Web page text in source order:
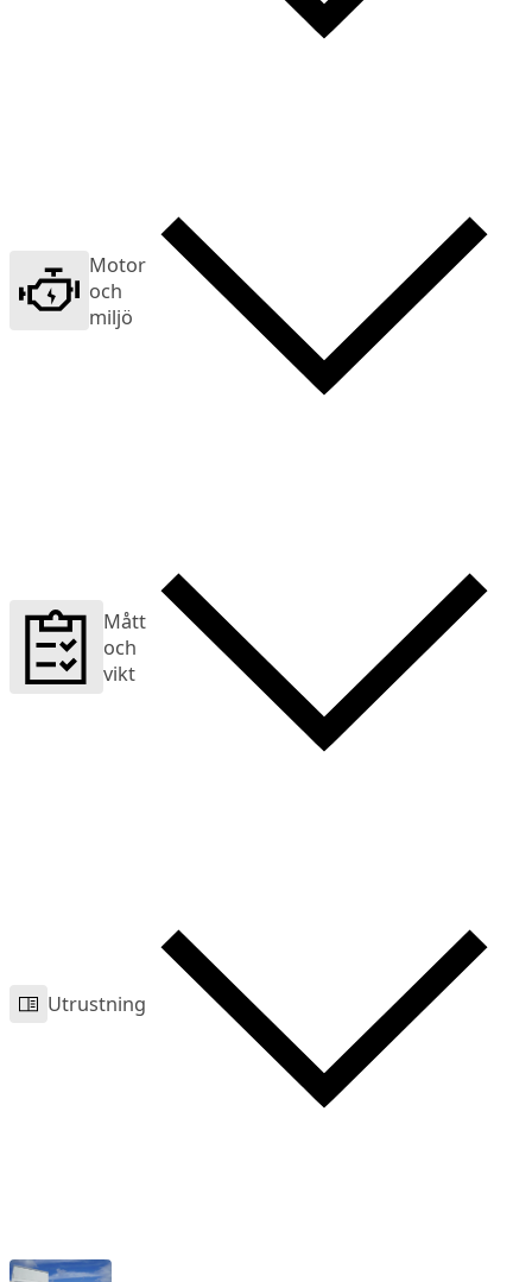
Motor
och
miljö
Mått
och
vikt
Utrustning